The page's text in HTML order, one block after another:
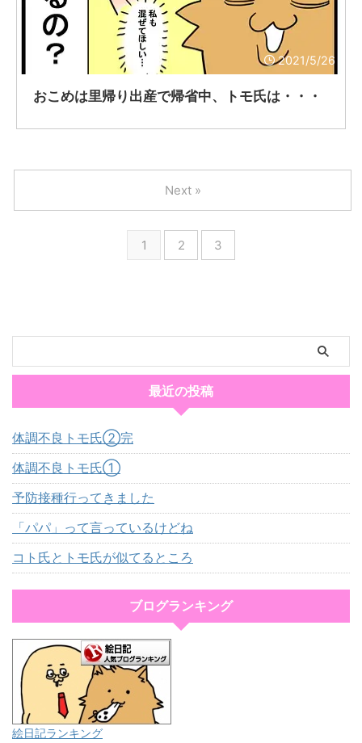
2021/5/26
おこめは里帰り出産で帰省中、トモ氏は・・・
1 2 3
Next »
最近の投稿
体調不良トモ氏②完
体調不良トモ氏①
予防接種行ってきました
「パパ」って言っているけどね
コト氏とトモ氏が似てるところ
ブログランキング
絵日記ランキング